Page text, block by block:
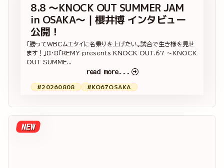
8.8 ～KNOCK OUT SUMMER JAM
in OSAKA～｜櫻井博 インタビュー
公開！
「勝ってWBCムエタイに名乗りを上げたい。試合で生き様を見せ
ます！」8・8「REMY presents KNOCK OUT.67 ～KNOCK
OUT SUMME...
read more...
#20260808 #KO67OSAKA
NEW